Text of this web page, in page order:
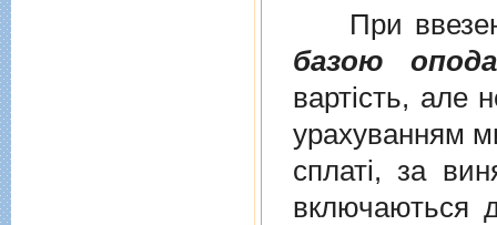
При
базою
вартість, але
урахуванням
сплаті, за
включаються